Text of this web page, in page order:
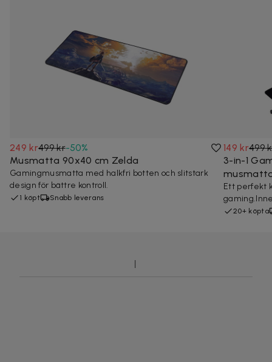
249 kr499 kr-50%
Musmatta 90x40 cm Zelda
Gamingmusmatta med halkfri botten och slitstark
design för bättre kontroll.
1 köpt Snabb leverans
149 kr499
3-in-1
Ett perfekt
20+ köpta